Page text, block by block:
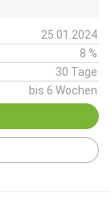
25.01.2024
8 %
30 Tage
bis 6 Wochen